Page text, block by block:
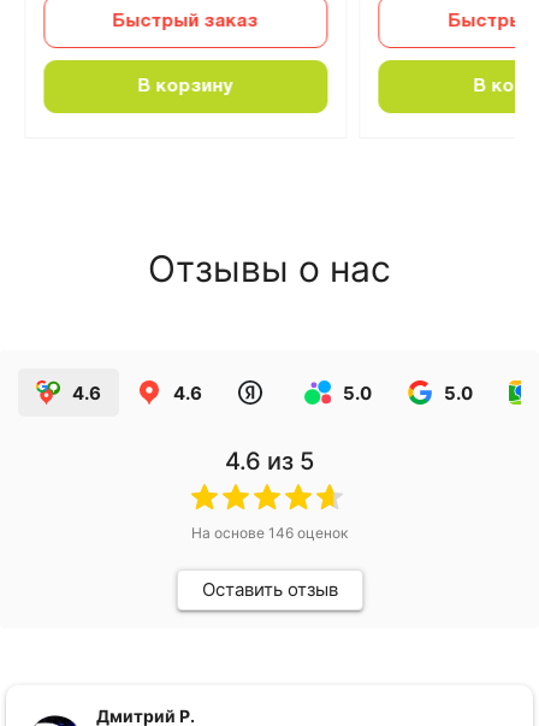
Быстрый заказ
В корзину
Быстрый
В
Отзывы о нас
4.6 4.6 5.0 5.0
4.6 из 5
На основе 146 оценок
Оставить отзыв
Дмитрий Р.